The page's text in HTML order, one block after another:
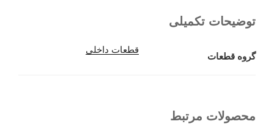
توضیحات تکمیلی
گروه قطعات
قطعات داخلی
محصولات مرتبط